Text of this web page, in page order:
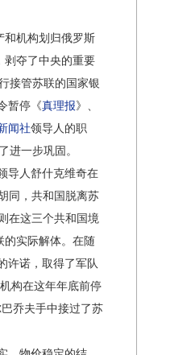
机构划归俄罗斯
剥夺了中央的重要
接管苏联的国家银
暂停《真理报》、
闻社领导人的职
进一步巩固。
导人舒什克维奇在
同，共和国脱离苏
在这三个共和国境
的实际解体。在随
许诺，取得了军队
构在这年年底前停
乔夫手中接过了苏